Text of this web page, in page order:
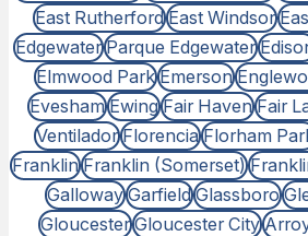
East Rutherford East Windsor
Edgewater Parque Edgewater
Elmwood Park Emerson
Evesham Ewing Fair Haven Fair
Ventilador Florencia Florham
Franklin Franklin (Somerset)
Galloway Garfield Glassboro
Gloucester Gloucester City